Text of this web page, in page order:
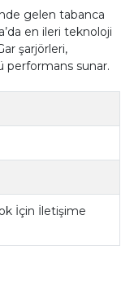
gelen tabanca
en ileri teknoloji
şarjörleri,
performans sunar.
İçin İletişime